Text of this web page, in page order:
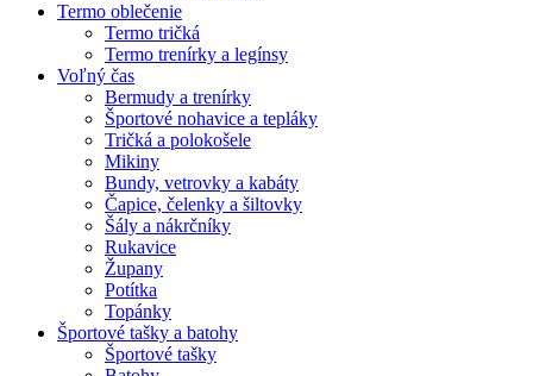
Termo oblečenie
Termo tričká
Termo trenírky a legínsy
Voľný čas
Bermudy a trenírky
Športové nohavice a tepláky
Tričká a polokošele
Mikiny
Bundy, vetrovky a kabáty
Čapice, čelenky a šiltovky
Šály a nákrčníky
Rukavice
Župany
Potítka
Topánky
Športové tašky a batohy
Športové tašky